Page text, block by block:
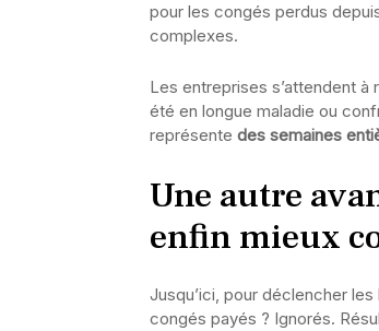
pour les congés perdus
complexes.
Les entreprises s’attendent
été en longue maladie ou
représente des semaines
Une autre
enfin mieux
Jusqu’ici, pour déclencher
congés payés ? Ignorés.